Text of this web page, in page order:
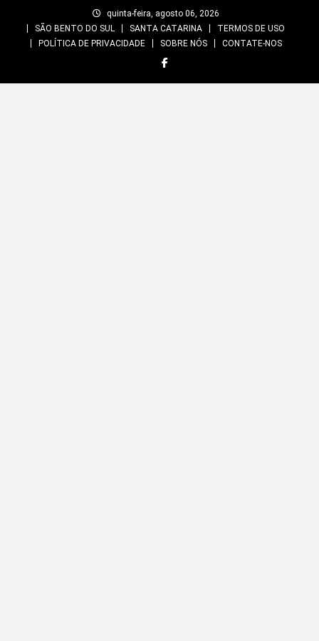
quinta-feira, agosto 06, 2026
SÃO BENTO DO SUL
SANTA CATARINA
TERMOS DE USO
POLÍTICA DE PRIVACIDADE
SOBRE NÓS CONTATE-NOS